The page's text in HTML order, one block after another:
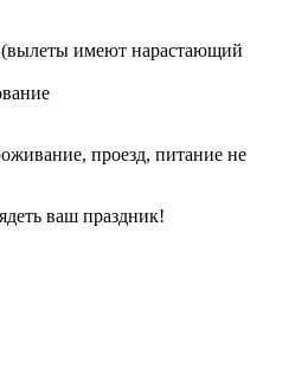
имеют нарастающий
проезд, питание не
ваш праздник!